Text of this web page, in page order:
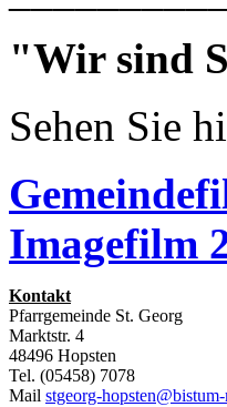
"Wir sind
Sehen Sie
Imagefilm
Kontakt
Pfarrgemeinde St. Georg
Marktstr. 4
48496 Hopsten
Tel. (05458) 7078
Mail stgeorg-